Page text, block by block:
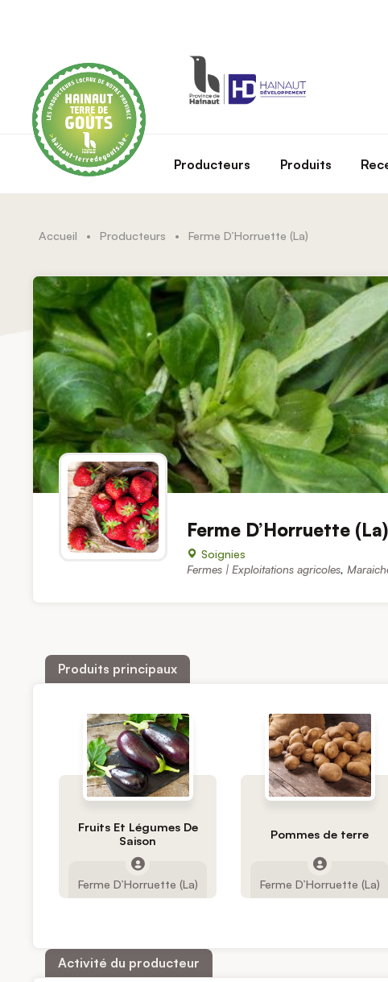
Producteurs Produits
Accueil • Producteurs • Ferme D’Horruette (La)
Ferme D’Horruette (La)
Soignies
Fermes | Exploitations agricoles,
Produits principaux
Fruits Et Légumes De
Saison
Ferme D’Horruette (La)
Pommes de terre
Ferme D’Horruette (La)
Activité du producteur